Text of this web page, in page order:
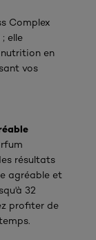
Complex
elle
en
vos
résultats
agréable et
32
profiter de